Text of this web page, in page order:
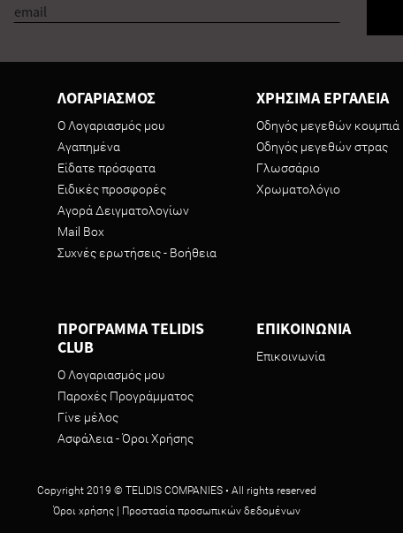
ΛΟΓΑΡΙΑΣΜΟΣ
Ο Λογαριασμός μου
Αγαπημένα
Είδατε πρόσφατα
Ειδικές προσφορές
Αγορά Δειγματολογίων
Mail Box
Συχνές ερωτήσεις - Βοήθεια
ΧΡΗΣΙΜΑ ΕΡΓΑΛΕΙΑ
Οδηγός μεγεθών κουμπιά
Οδηγός μεγεθών στρας
Γλωσσάριο
Χρωματολόγιο
ΠΡΟΓΡΑΜΜΑ TELIDIS
CLUB
Ο Λογαριασμός μου
Παροχές Προγράμματος
Γίνε μέλος
Ασφάλεια - Όροι Χρήσης
ΕΠΙΚΟΙΝΩΝΙΑ
Επικοινωνία
Copyright 2019 © TELIDIS COMPANIES • All rights reserved
Όροι χρήσης
Προστασία προσωπικών δεδομένων